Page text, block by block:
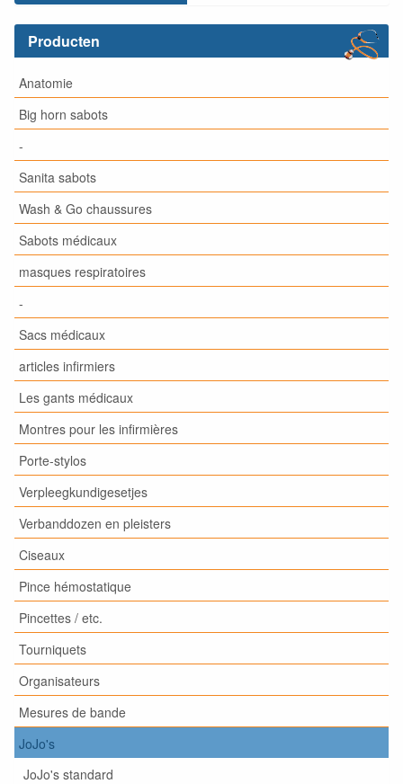
Producten
Anatomie
Big horn sabots
-
Sanita sabots
Wash & Go chaussures
Sabots médicaux
masques respiratoires
-
Sacs médicaux
articles infirmiers
Les gants médicaux
Montres pour les infirmières
Porte-stylos
Verpleegkundigesetjes
Verbanddozen en pleisters
Ciseaux
Pince hémostatique
Pincettes / etc.
Tourniquets
Organisateurs
Mesures de bande
JoJo's
JoJo's standard